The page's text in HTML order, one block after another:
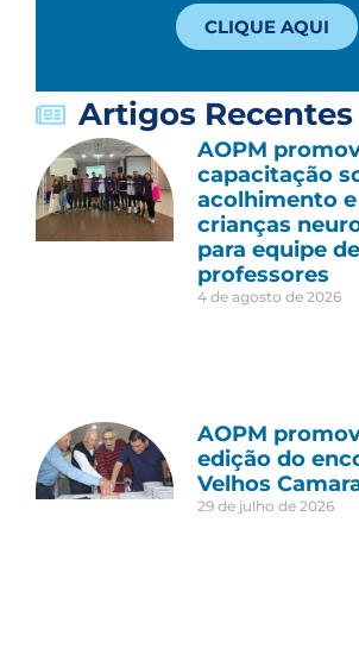
CLIQUE AQUI
Artigos Recentes
AOPM
capacitação
acolhimento
crianças
para equipe de
professores
4 de agosto de 2026
AOPM
edição do
Velhos
29 de julho de 2026